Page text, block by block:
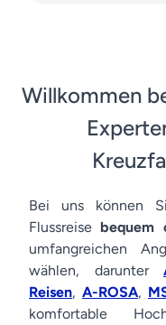
Willkommen
Bei uns können
Flussreise bequem
umfangreichen
wählen, darunter
Reisen, A-ROSA,
komfortable